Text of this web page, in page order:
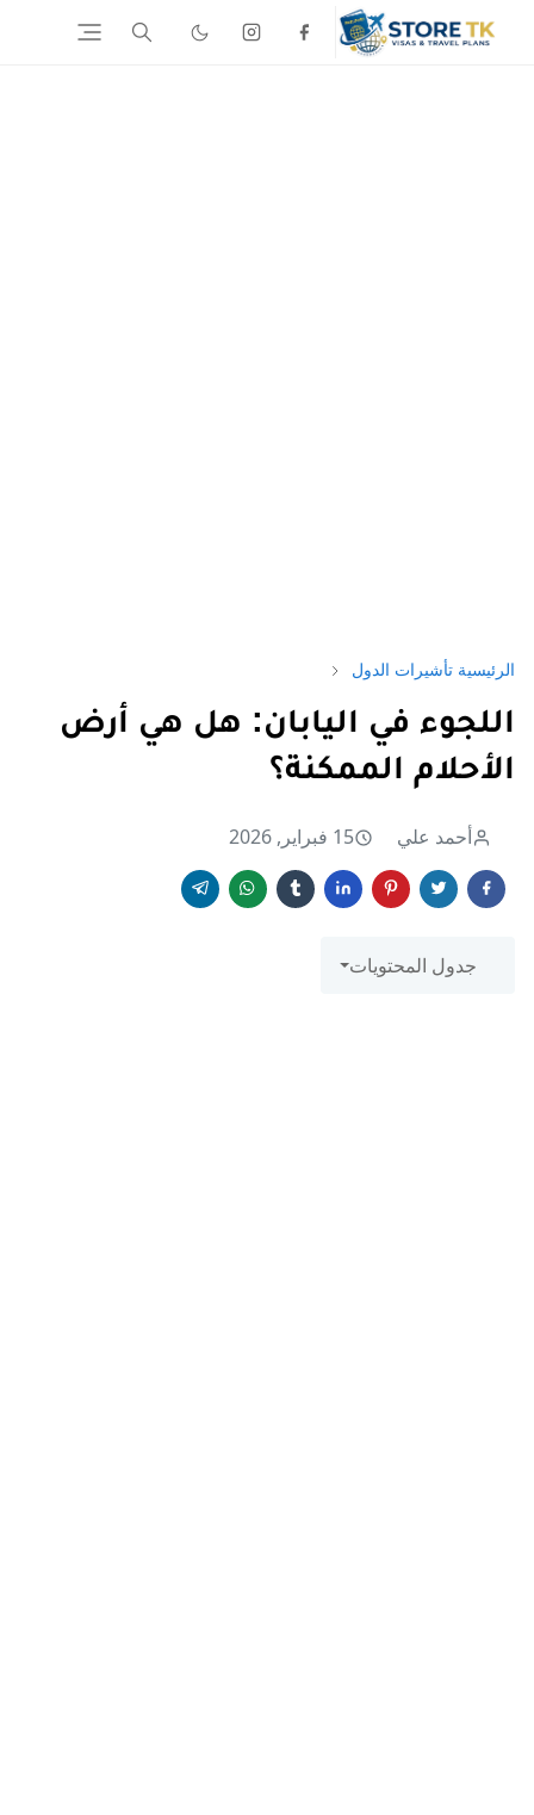
الرئيسية تأشيرات الدول
اللجوء في اليابان: هل هي أرض
الأحلام الممكنة؟
أحمد علي 15 فبراير, 2026
جدول المحتويات